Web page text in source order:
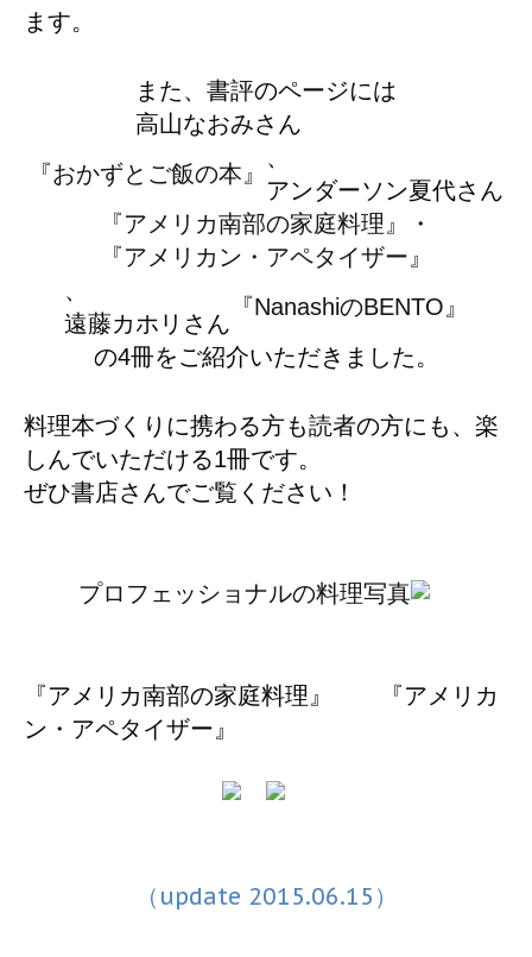
ます。
また、書評のページには
高山なおみさん
『おかずとご飯の本』
、
アンダーソン夏代さん
『アメリカ南部の家庭料理』
・
『アメリカン・アペタイザー』
、
遠藤カホリさん
『NanashiのBENTO』
の4冊をご紹介いただきました。
料理本づくりに携わる方も読者の方にも、楽
しんでいただける1冊です。
ぜひ書店さんでご覧ください！
プロフェッショナルの料理写真
『アメリカ南部の家庭料理』 『アメリカ
ン・アペタイザー』
（update 2015.06.15）